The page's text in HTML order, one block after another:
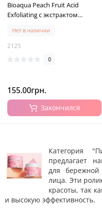
Bioaqua Peach Fruit Acid
Exfoliating с экстрактом
Нет в наличии
2125
0
155.00грн.
Закончился
Категория
предлагает
для
лица. Эти
красоты, так
и высокую эффективность.